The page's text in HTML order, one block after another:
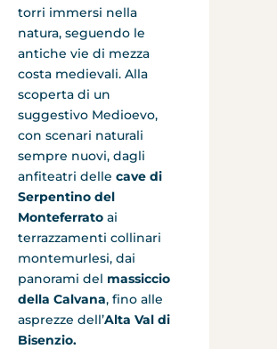
torri immersi nella
natura, seguendo le
antiche vie di mezza
costa medievali. Alla
scoperta di un
suggestivo Medioevo,
con scenari naturali
sempre nuovi, dagli
anfiteatri delle cave di
Serpentino del
Monteferrato ai
terrazzamenti collinari
montemurlesi, dai
panorami del massiccio
della Calvana, fino alle
asprezze dell’Alta Val di
Bisenzio.